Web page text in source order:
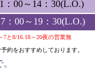
：00～14：30(L.O.)
：00～19：30(L.O.)
7と8/16.18～20夜の営業無
約をおすすめしております。